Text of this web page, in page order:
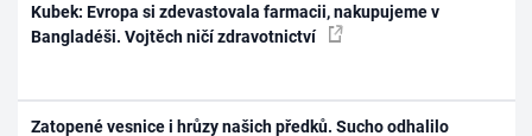
Kubek: Evropa si zdevastovala farmacii, nakupujeme v
Bangladéši. Vojtěch ničí zdravotnictví
Zatopené vesnice i hrůzy našich předků. Sucho odhalilo